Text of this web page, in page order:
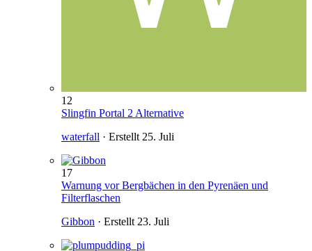
12
Slingfin Portal 2 Alternative
waterfall · Erstellt 25. Juli
17
Warnung vor Bergbächen in den Pyrenäen und
Filterflaschen
Gibbon · Erstellt 23. Juli